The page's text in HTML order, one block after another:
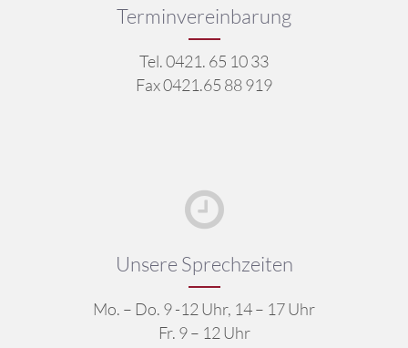
Terminvereinbarung
Tel. 0421. 65 10 33
Fax 0421.65 88 919
Unsere Sprechzeiten
Mo. – Do. 9 -12 Uhr, 14 – 17 Uhr
Fr. 9 – 12 Uhr